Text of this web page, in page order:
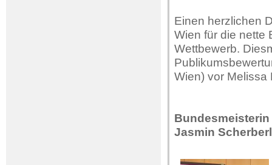
Einen herzlichen
Wien für die nette
Wettbewerb.
Wien) vor Melissa
Jasmin